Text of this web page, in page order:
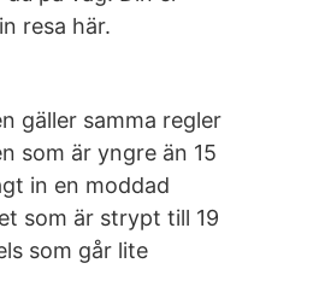
resa här.
gäller samma regler
som är yngre än 15
in en moddad
som är strypt till 19
som går lite